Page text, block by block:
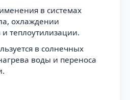
в системах
охлаждении
теплоутилизации.
в солнечных
воды и переноса